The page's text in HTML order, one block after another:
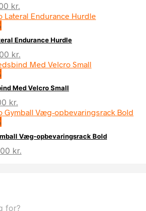
kr..
kr.
aktuelle
er:
207,00 kr..
Endurance Hurdle
kr..
kr.
aktuelle
er:
499,00 kr..
Med Velcro Small
kr..
kr.
aktuelle
er:
139,00 kr..
Væg-opbevaringsrack Bold
kr.
for?